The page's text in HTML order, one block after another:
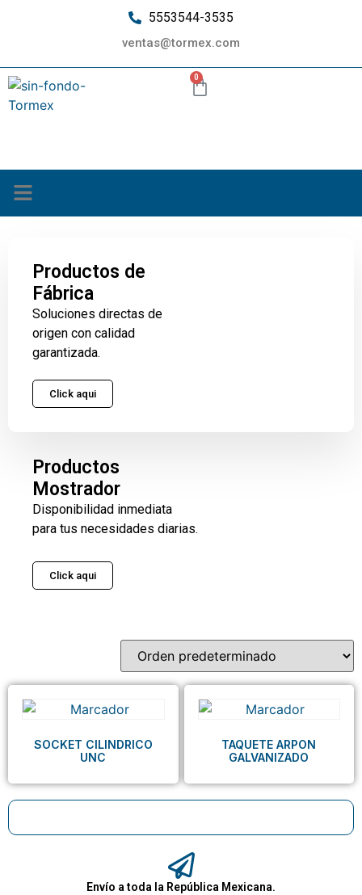
5553544-3535
ventas@tormex.com
0
Envío a toda la República Mexicana.
Productos de
Fábrica
Soluciones directas de
origen con calidad
garantizada.
Click aqui
Productos
Mostrador
Disponibilidad inmediata
para tus necesidades diarias.
Click aqui
SOCKET CILINDRICO
UNC
TAQUETE ARPON
GALVANIZADO